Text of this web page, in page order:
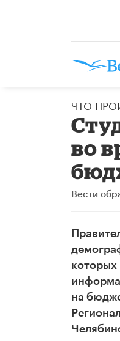
ЧТО
во
Вести
которых
на